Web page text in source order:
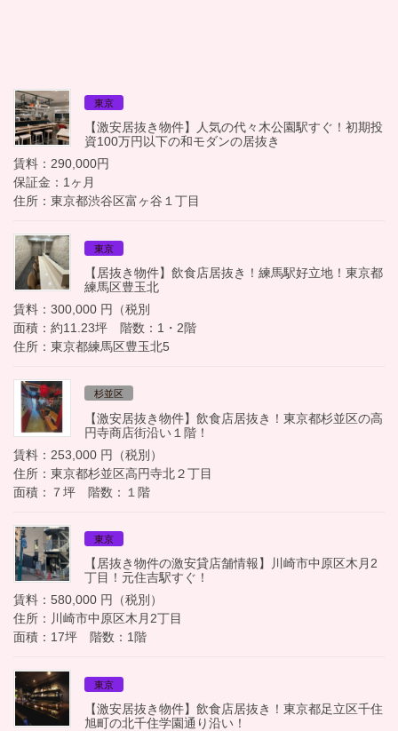
東京
【激安居抜き物件】人気の代々木公園駅すぐ！初期投
資100万円以下の和モダンの居抜き
賃料：290,000円
保証金：1ヶ月
住所：東京都渋谷区富ヶ谷１丁目
東京
【居抜き物件】飲食店居抜き！練馬駅好立地！東京都
練馬区豊玉北
賃料：300,000 円（税別
面積：約11.23坪 階数：1・2階
住所：東京都練馬区豊玉北5
杉並区
【激安居抜き物件】飲食店居抜き！東京都杉並区の高
円寺商店街沿い１階！
賃料：253,000 円（税別）
住所：東京都杉並区高円寺北２丁目
面積：７坪 階数：１階
東京
【居抜き物件の激安貸店舗情報】川崎市中原区木月2
丁目！元住吉駅すぐ！
賃料：580,000 円（税別）
住所：川崎市中原区木月2丁目
面積：17坪 階数：1階
東京
【激安居抜き物件】飲食店居抜き！東京都足立区千住
旭町の北千住学園通り沿い！